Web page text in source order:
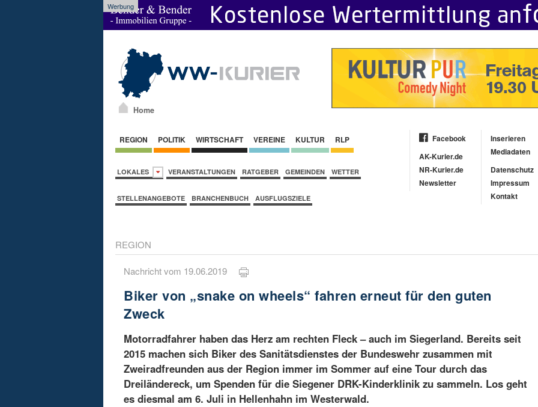
Werbung
Home
REGION POLITIK WIRTSCHAFT VEREINE KULTUR RLP
LOKALES VERANSTALTUNGEN RATGEBER GEMEINDEN WETTER
STELLENANGEBOTE BRANCHENBUCH AUSFLUGSZIELE
Facebook
AK-Kurier.de
NR-Kurier.de
Newsletter
Inserieren
Mediadaten
Datenschutz
Impressum
Kontakt
REGION
Nachricht vom 19.06.2019
Biker von „snake on wheels“ fahren erneut für den guten
Zweck
Motorradfahrer haben das Herz am rechten Fleck – auch im Siegerland. Bereits seit
2015 machen sich Biker des Sanitätsdienstes der Bundeswehr zusammen mit
Zweiradfreunden aus der Region immer im Sommer auf eine Tour durch das
Dreiländereck, um Spenden für die Siegener DRK-Kinderklinik zu sammeln. Los geht
es diesmal am 6. Juli in Hellenhahn im Westerwald.